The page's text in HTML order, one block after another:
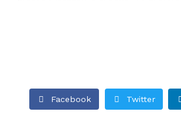
Facebook Twitter